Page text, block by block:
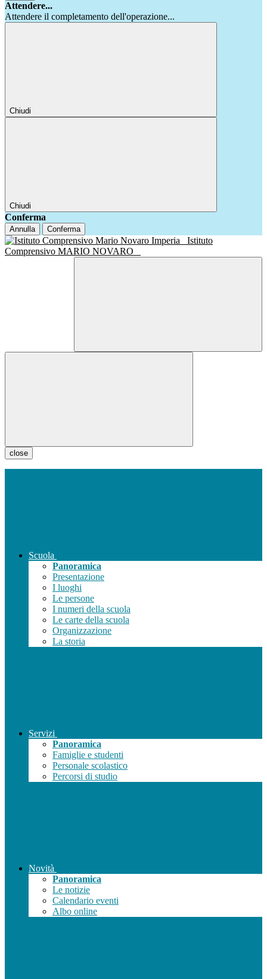
Attendere...
Attendere il completamento dell'operazione...
Chiudi
Chiudi
Conferma
Annulla Conferma
Istituto
Comprensivo MARIO NOVARO
close
Scuola
Panoramica
Presentazione
I luoghi
Le persone
I numeri della scuola
Le carte della scuola
Organizzazione
La storia
Servizi
Panoramica
Famiglie e studenti
Personale scolastico
Percorsi di studio
Novità
Panoramica
Le notizie
Calendario eventi
Albo online